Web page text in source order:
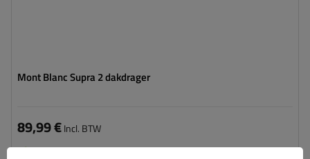
Mont Blanc Supra 2 dakdrager
89,99 €Incl. BTW
Product beschikbaar in grote hoeveelheden